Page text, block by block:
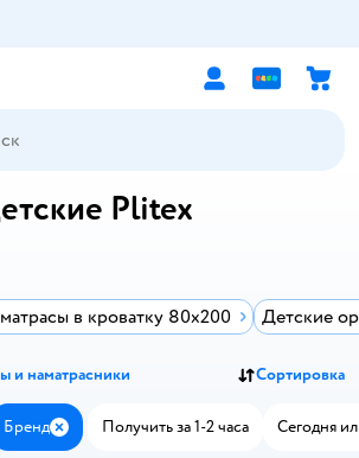
Plitex
в кроватку 80x200 Детские
и наматрасники Сортировка
Бренд ЗакрытьПолучить за 1-2 часа Сегодня